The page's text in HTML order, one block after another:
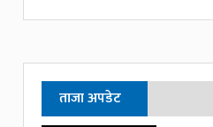
ताजा अपडेट